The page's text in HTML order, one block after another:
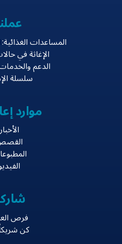
المساعدات الغذائية:
الإغاثة في
الدعم
سلسلة
موارد
الأخبار
فرص
كن